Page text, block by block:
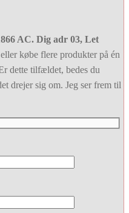
AC. Dig adr 03, Let
købe flere produkter på én
dette tilfældet, bedes du
drejer sig om. Jeg ser frem til